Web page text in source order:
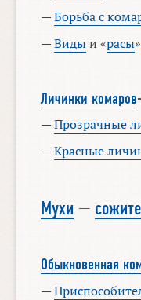
—Борьба с
—Видыи «расы
Личинки комаров
—Прозрачные
—Красные
Мухи —
Обыкновенная
—